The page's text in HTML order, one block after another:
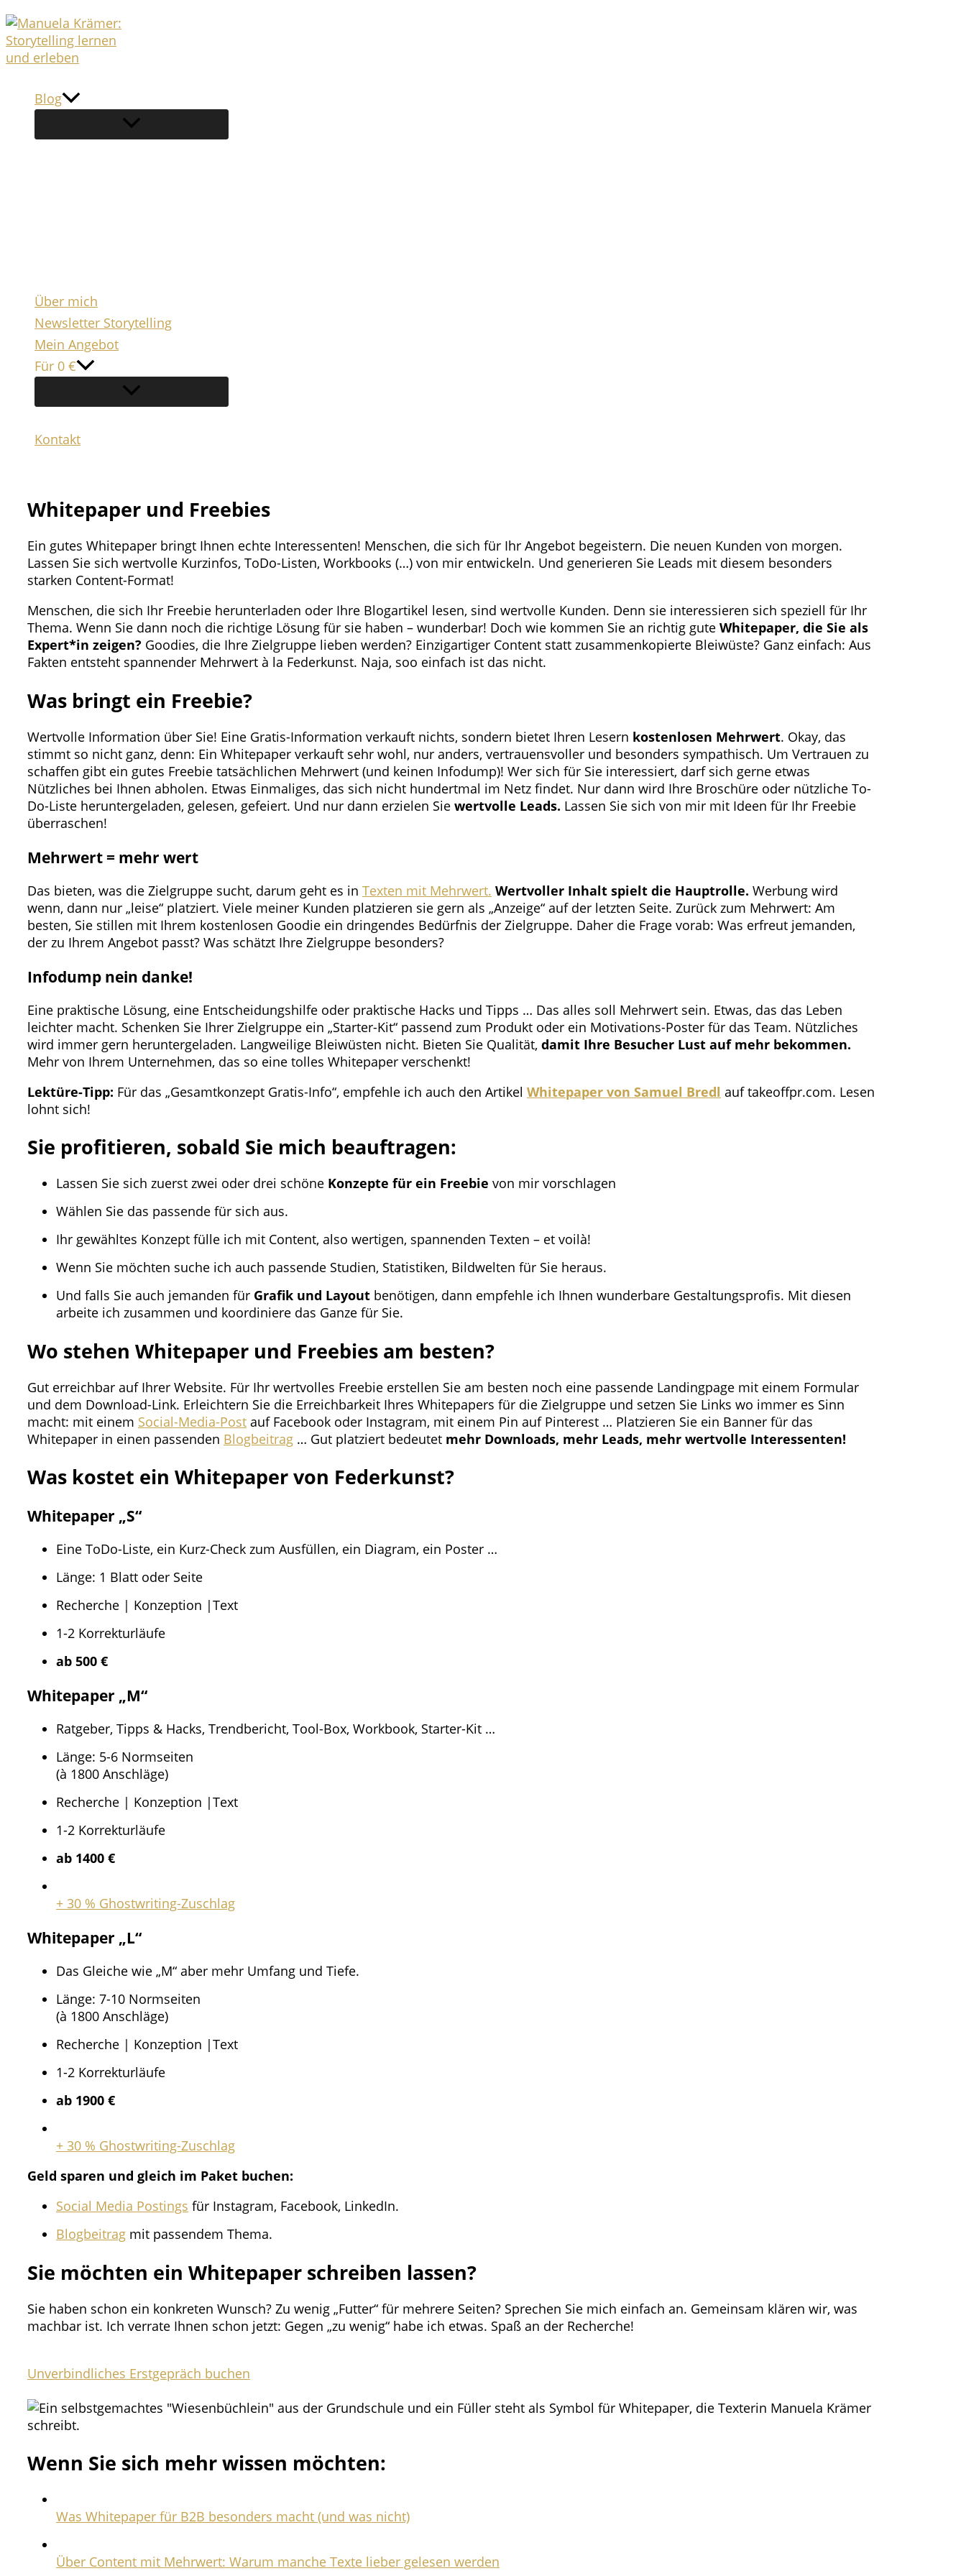
Zum
Inhalt
springen
Blog
Über mich
Newsletter Storytelling
Mein Angebot
Für 0 €
Kontakt
Whitepaper und Freebies
Ein gutes Whitepaper bringt Ihnen echte Interessenten! Menschen, die sich für Ihr Angebot begeistern. Die neuen Kunden von morgen.
Lassen Sie sich wertvolle Kurzinfos, ToDo-Listen, Workbooks (…) von mir entwickeln. Und generieren Sie Leads mit diesem besonders
starken Content-Format!
Menschen, die sich Ihr Freebie herunterladen oder Ihre Blogartikel lesen, sind wertvolle Kunden. Denn sie interessieren sich speziell für Ihr
Thema. Wenn Sie dann noch die richtige Lösung für sie haben – wunderbar! Doch wie kommen Sie an richtig gute Whitepaper, die Sie als
Expert*in zeigen? Goodies, die Ihre Zielgruppe lieben werden? Einzigartiger Content statt zusammenkopierte Bleiwüste? Ganz einfach: Aus
Fakten entsteht spannender Mehrwert à la Federkunst. Naja, soo einfach ist das nicht.
Was bringt ein Freebie?
Wertvolle Information über Sie! Eine Gratis-Information verkauft nichts, sondern bietet Ihren Lesern kostenlosen Mehrwert. Okay, das
stimmt so nicht ganz, denn: Ein Whitepaper verkauft sehr wohl, nur anders, vertrauensvoller und besonders sympathisch. Um Vertrauen zu
schaffen gibt ein gutes Freebie tatsächlichen Mehrwert (und keinen Infodump)! Wer sich für Sie interessiert, darf sich gerne etwas
Nützliches bei Ihnen abholen. Etwas Einmaliges, das sich nicht hundertmal im Netz findet. Nur dann wird Ihre Broschüre oder nützliche To-
Do-Liste heruntergeladen, gelesen, gefeiert. Und nur dann erzielen Sie wertvolle Leads. Lassen Sie sich von mir mit Ideen für Ihr Freebie
überraschen!
Mehrwert = mehr wert
Das bieten, was die Zielgruppe sucht, darum geht es in Texten mit Mehrwert. Wertvoller Inhalt spielt die Hauptrolle. Werbung wird
wenn, dann nur „leise“ platziert. Viele meiner Kunden platzieren sie gern als „Anzeige“ auf der letzten Seite. Zurück zum Mehrwert: Am
besten, Sie stillen mit Ihrem kostenlosen Goodie ein dringendes Bedürfnis der Zielgruppe. Daher die Frage vorab: Was erfreut jemanden,
der zu Ihrem Angebot passt? Was schätzt Ihre Zielgruppe besonders?
Infodump nein danke!
Eine praktische Lösung, eine Entscheidungshilfe oder praktische Hacks und Tipps … Das alles soll Mehrwert sein. Etwas, das das Leben
leichter macht. Schenken Sie Ihrer Zielgruppe ein „Starter-Kit“ passend zum Produkt oder ein Motivations-Poster für das Team. Nützliches
wird immer gern heruntergeladen. Langweilige Bleiwüsten nicht. Bieten Sie Qualität, damit Ihre Besucher Lust auf mehr bekommen.
Mehr von Ihrem Unternehmen, das so eine tolles Whitepaper verschenkt!
Lektüre-Tipp: Für das „Gesamtkonzept Gratis-Info“, empfehle ich auch den Artikel Whitepaper von Samuel Bredl auf takeoffpr.com. Lesen
lohnt sich!
Sie profitieren, sobald Sie mich beauftragen:
Lassen Sie sich zuerst zwei oder drei schöne Konzepte für ein Freebie von mir vorschlagen
Wählen Sie das passende für sich aus.
Ihr gewähltes Konzept fülle ich mit Content, also wertigen, spannenden Texten – et voilà!
Wenn Sie möchten suche ich auch passende Studien, Statistiken, Bildwelten für Sie heraus.
Und falls Sie auch jemanden für Grafik und Layout benötigen, dann empfehle ich Ihnen wunderbare Gestaltungsprofis. Mit diesen
arbeite ich zusammen und koordiniere das Ganze für Sie.
Wo stehen Whitepaper und Freebies am besten?
Gut erreichbar auf Ihrer Website. Für Ihr wertvolles Freebie erstellen Sie am besten noch eine passende Landingpage mit einem Formular
und dem Download-Link. Erleichtern Sie die Erreichbarkeit Ihres Whitepapers für die Zielgruppe und setzen Sie Links wo immer es Sinn
macht: mit einem Social-Media-Post auf Facebook oder Instagram, mit einem Pin auf Pinterest … Platzieren Sie ein Banner für das
Whitepaper in einen passenden Blogbeitrag … Gut platziert bedeutet mehr Downloads, mehr Leads, mehr wertvolle Interessenten!
Was kostet ein Whitepaper von Federkunst?
Whitepaper „S“
Eine ToDo-Liste, ein Kurz-Check zum Ausfüllen, ein Diagram, ein Poster …
Länge: 1 Blatt oder Seite
Recherche | Konzeption |Text​
1-2 Korrekturläufe​
ab 500 €
Whitepaper „M“
Ratgeber, Tipps & Hacks, Trendbericht, Tool-Box, Workbook, Starter-Kit …
Länge: 5-6 Normseiten
(à 1800 Anschläge)
Recherche | Konzeption |Text​
1-2 Korrekturläufe​
ab 1400 €
+ 30 % Ghostwriting-Zuschlag
Whitepaper „L“
Das Gleiche wie „M“ aber mehr Umfang und Tiefe.
Länge: 7-10 Normseiten
(à 1800 Anschläge)
Recherche | Konzeption |Text​
1-2 Korrekturläufe​
ab 1900 €
+ 30 % Ghostwriting-Zuschlag
Geld sparen und gleich im Paket buchen:
Social Media Postings für Instagram, Facebook, LinkedIn.
Blogbeitrag mit passendem Thema.
Sie möchten ein Whitepaper schreiben lassen?
Sie haben schon ein konkreten Wunsch? Zu wenig „Futter“ für mehrere Seiten? Sprechen Sie mich einfach an. Gemeinsam klären wir, was
machbar ist. Ich verrate Ihnen schon jetzt: Gegen „zu wenig“ habe ich etwas. Spaß an der Recherche!
Unverbindliches Erstgepräch buchen
Wenn Sie sich mehr wissen möchten:
Was Whitepaper für B2B besonders macht (und was nicht)
Über Content mit Mehrwert: Warum manche Texte lieber gelesen werden